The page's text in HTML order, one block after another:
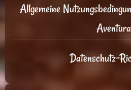
Allgemeine
Aventura
Datenschutz-